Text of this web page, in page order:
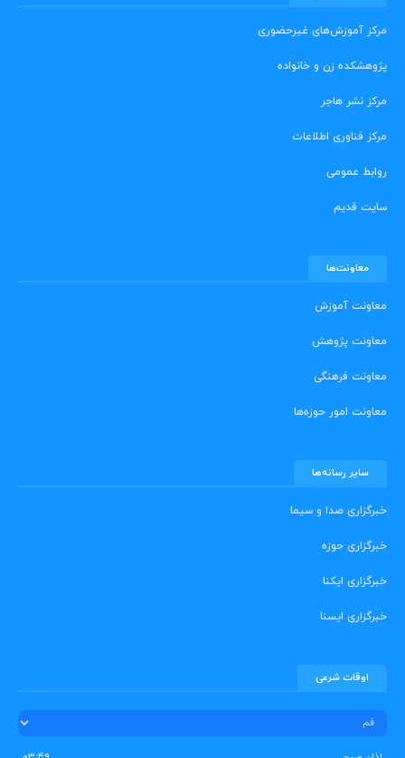
مرکز آموزش‌های غیرحضوری
پژوهشکده زن و خانواده
مرکز نشر هاجر
مرکز فناوری اطلاعات
روابط عمومی
سایت قدیم
معاونت‌ها
معاونت آموزش
معاونت پژوهش
معاونت فرهنگی
معاونت امور حوزه‌ها
سایر رسانه‌ها
خبرگزاری صدا و سیما
خبرگزاری حوزه
خبرگزاری ایکنا
خبرگزاری ایسنا
اوقات شرعی